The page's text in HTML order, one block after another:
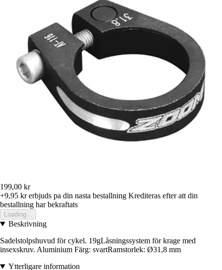
199,00 kr
+9,95 krerbjuds pa din nasta bestallning Krediteras efter att din
bestallning har bekraftats
Loading...
Beskrivning
Sadelstolpshuvud för cykel. 19gLåsningssystem för krage med
insexskruv. Aluminium Färg: svartRamstorlek: Ø31,8 mm
Ytterligare information